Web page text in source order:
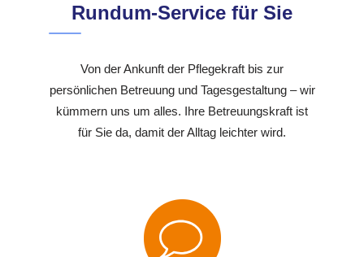
Rundum-Service für Sie
Von der Ankunft der Pflegekraft bis zur
persönlichen Betreuung und Tagesgestaltung – wir
kümmern uns um alles. Ihre Betreuungskraft ist
für Sie da, damit der Alltag leichter wird.